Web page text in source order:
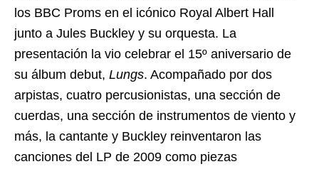
los BBC Proms en el icónico Royal Albert Hall
junto a Jules Buckley y su orquesta. La
presentación la vio celebrar el 15º aniversario de
su álbum debut, Lungs. Acompañado por dos
arpistas, cuatro percusionistas, una sección de
cuerdas, una sección de instrumentos de viento y
más, la cantante y Buckley reinventaron las
canciones del LP de 2009 como piezas